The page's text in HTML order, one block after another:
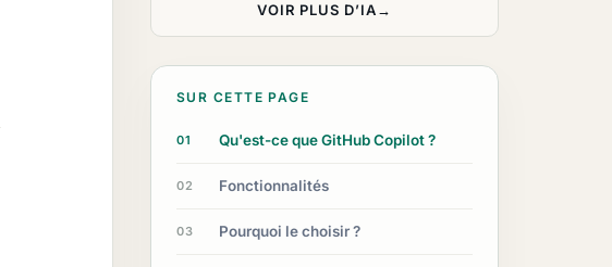
VOIR PLUS D’IA→
SUR CETTE PAGE
01 Qu'est-ce que GitHub Copilot ?
02 Fonctionnalités
03 Pourquoi le choisir ?